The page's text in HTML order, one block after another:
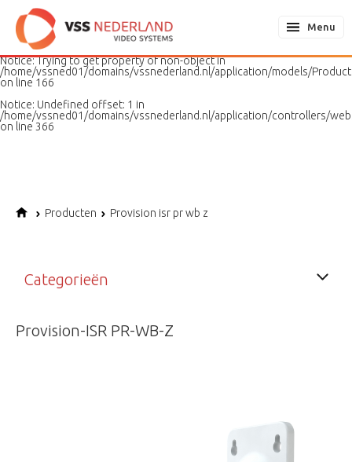
Notice: Undefined variable: page in
/home/vssned01/domains/vssnederland.nl/application/models/
on line
187
Notice: Trying to get property of non-object in
/home/vssned01/domains/vssnederland.nl/application/models/
on line 166
Notice: Undefined offset: 1 in
/home/vssned01/domains/vssnederland.nl/application/controllers/
on line 366
Menu
Producten Provision isr pr wb z
Categorieën
Provision-ISR PR-WB-Z